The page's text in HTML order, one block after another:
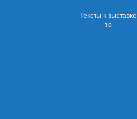
Тексты к выставке
10